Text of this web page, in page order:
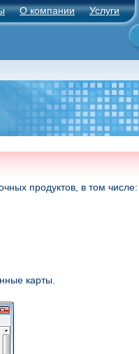
О компании Услуги
продуктов, в том числе:
карты.